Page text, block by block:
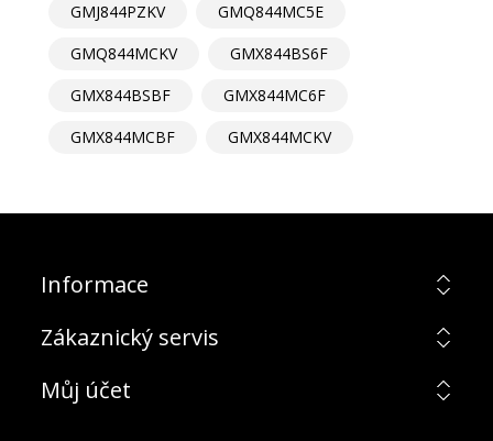
GMJ844PZKV
GMQ844MC5E
GMQ844MCKV
GMX844BS6F
GMX844BSBF
GMX844MC6F
GMX844MCBF
GMX844MCKV
Informace
Zákaznický servis
Můj účet